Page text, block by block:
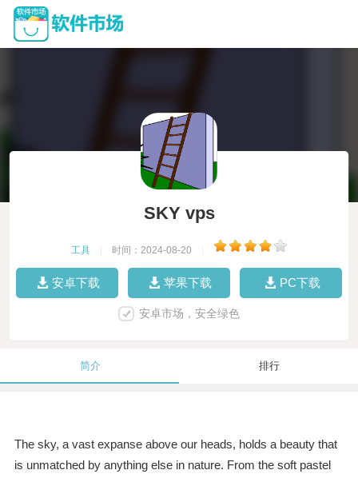
SKY vps
工具 时间：2024-08-20
安卓下载 苹果下载 PC下载
安卓市场，安全绿色
简介 排行
The sky, a vast expanse above our heads, holds a beauty that
is unmatched by anything else in nature. From the soft pastel